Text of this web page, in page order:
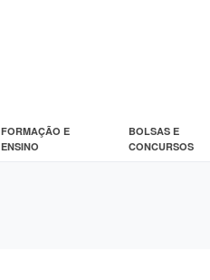
FORMAÇÃO E
ENSINO
BOLSAS E
CONCURSOS